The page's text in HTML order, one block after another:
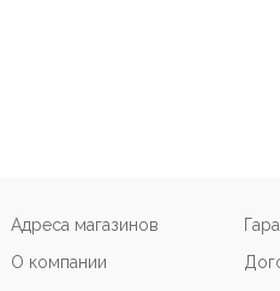
Адреса магазинов
О компании